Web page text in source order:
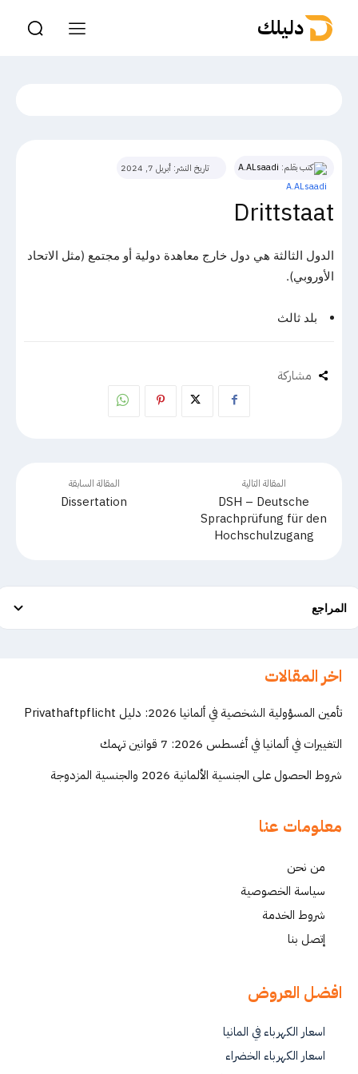
دليلك
كتب بقلم: A.ALsaadi تاريخ النشر: أبريل 7, 2024
Drittstaat
الدول الثالثة هي دول خارج معاهدة دولية أو مجتمع (مثل الاتحاد
الأوروبي).
بلد ثالث
مشاركة
المقالة السابقة
Dissertation
المقالة التالية
DSH – Deutsche
Sprachprüfung für den
Hochschulzugang
المراجع
اخر المقالات
تأمين المسؤولية الشخصية في ألمانيا 2026: دليل Privathaftpflicht
التغييرات في ألمانيا في أغسطس 2026: 7 قوانين تهمك
شروط الحصول على الجنسية الألمانية 2026 والجنسية المزدوجة
معلومات عنا
من نحن
سياسة الخصوصية
شروط الخدمة
إتصل بنا
افضل العروض
اسعار الكهرباء في المانيا
اسعار الكهرباء الخضراء